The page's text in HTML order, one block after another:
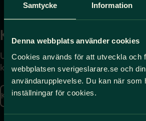
Samtycke Information
Denna webbplats använder cookies
Cookies används för att utveckla och
webbplatsen sverigeslarare.se och din
användarupplevelse. Du kan när som
inställningar för cookies.
Kontakta
Uppgifter om hur du
kontaktar oss finns här.
Kontakta oss
Press
på
se